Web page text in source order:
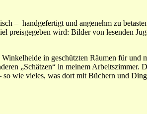
– handgefertigt und angenehm zu
preisgegeben wird: Bilder von lesenden
in geschützten Räumen für
„Schätzen“ in meinem
wie vieles, was dort mit Büchern und